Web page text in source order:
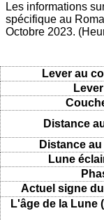
Les informations
spécifique au
Octobre 2023.
Lever au
Distance
Distance
Lune
Actuel signe
L'âge de la Lune